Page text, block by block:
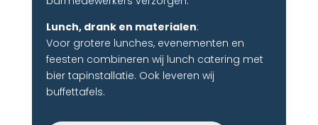
Lunch, drank en materialen:
Voor grotere lunches, evenementen en
feesten combineren wij lunch catering met
bier tapinstallatie. Ook leveren wij
buffettafels.